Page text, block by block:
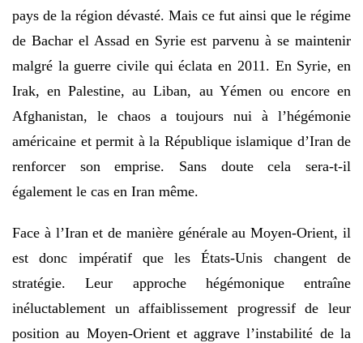
pays de la région dévasté. Mais ce fut ainsi que le régime
de Bachar el Assad en Syrie est parvenu à se maintenir
malgré la guerre civile qui éclata en 2011. En Syrie, en
Irak, en Palestine, au Liban, au Yémen ou encore en
Afghanistan, le chaos a toujours nui à l’hégémonie
américaine et permit à la République islamique d’Iran de
renforcer son emprise. Sans doute cela sera-t-il
également le cas en Iran même.
Face à l’Iran et de manière générale au Moyen-Orient, il
est donc impératif que les États-Unis changent de
stratégie. Leur approche hégémonique entraîne
inéluctablement un affaiblissement progressif de leur
position au Moyen-Orient et aggrave l’instabilité de la